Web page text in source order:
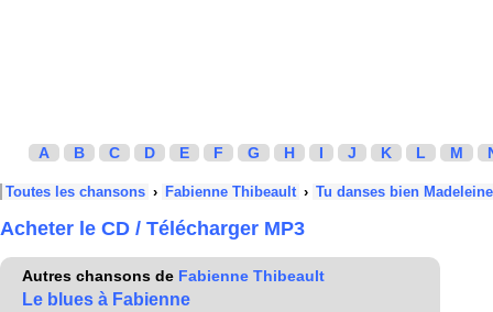
A B C D E F G H I J K L M
Toutes les chansons › Fabienne Thibeault › Tu danses bien Madeleine
Acheter le CD / Télécharger MP3
Autres chansons de Fabienne Thibeault
Le blues à Fabienne